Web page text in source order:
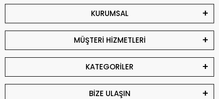
KURUMSAL
MÜŞTERİ HİZMETLERİ
KATEGORİLER
BİZE ULAŞIN